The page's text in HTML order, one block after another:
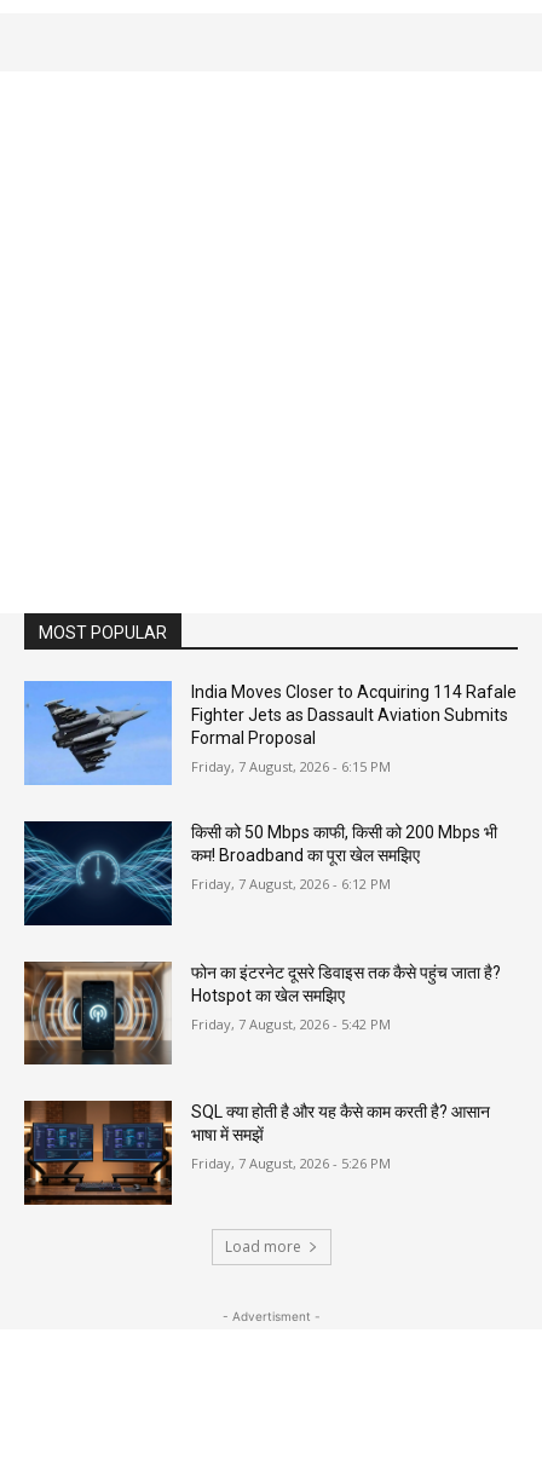
MOST POPULAR
India Moves Closer to Acquiring 114 Rafale
Fighter Jets as Dassault Aviation Submits
Formal Proposal
Friday, 7 August, 2026 - 6:15 PM
किसी को 50 Mbps काफी, किसी को 200 Mbps भी
कम! Broadband का पूरा खेल समझिए
Friday, 7 August, 2026 - 6:12 PM
फोन का इंटरनेट दूसरे डिवाइस तक कैसे पहुंच जाता है?
Hotspot का खेल समझिए
Friday, 7 August, 2026 - 5:42 PM
SQL क्या होती है और यह कैसे काम करती है? आसान
भाषा में समझें
Friday, 7 August, 2026 - 5:26 PM
Load more
- Advertisment -